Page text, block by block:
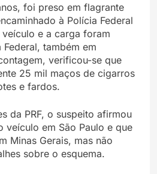
foi preso em flagrante
à Polícia Federal
e a carga foram
também em
verificou-se que
25 mil maços de cigarros
e fardos.
da PRF, o suspeito afirmou
veículo em São Paulo e que
Minas Gerais, mas não
sobre o esquema.